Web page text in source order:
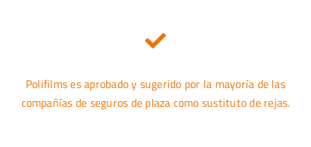
Polifilms es aprobado y sugerido por la mayoría de las
compañías de seguros de plaza como sustituto de rejas.